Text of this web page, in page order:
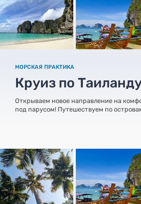
МОРСКАЯ ПРАКТИКА
Круиз по
Открываем новое направление на
под парусом! Путешествуем по